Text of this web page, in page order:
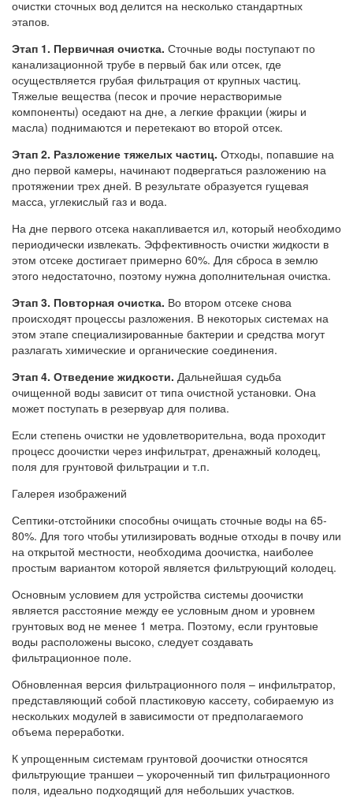
очистки сточных вод делится на несколько стандартных
этапов.
Этап 1. Первичная очистка. Сточные воды поступают по
канализационной трубе в первый бак или отсек, где
осуществляется грубая фильтрация от крупных частиц.
Тяжелые вещества (песок и прочие нерастворимые
компоненты) оседают на дне, а легкие фракции (жиры и
масла) поднимаются и перетекают во второй отсек.
Этап 2. Разложение тяжелых частиц. Отходы, попавшие на
дно первой камеры, начинают подвергаться разложению на
протяжении трех дней. В результате образуется гущевая
масса, углекислый газ и вода.
На дне первого отсека накапливается ил, который необходимо
периодически извлекать. Эффективность очистки жидкости в
этом отсеке достигает примерно 60%. Для сброса в землю
этого недостаточно, поэтому нужна дополнительная очистка.
Этап 3. Повторная очистка. Во втором отсеке снова
происходят процессы разложения. В некоторых системах на
этом этапе специализированные бактерии и средства могут
разлагать химические и органические соединения.
Этап 4. Отведение жидкости. Дальнейшая судьба
очищенной воды зависит от типа очистной установки. Она
может поступать в резервуар для полива.
Если степень очистки не удовлетворительна, вода проходит
процесс доочистки через инфильтрат, дренажный колодец,
поля для грунтовой фильтрации и т.п.
Галерея изображений
Септики-отстойники способны очищать сточные воды на 65-
80%. Для того чтобы утилизировать водные отходы в почву или
на открытой местности, необходима доочистка, наиболее
простым вариантом которой является фильтрующий колодец.
Основным условием для устройства системы доочистки
является расстояние между ее условным дном и уровнем
грунтовых вод не менее 1 метра. Поэтому, если грунтовые
воды расположены высоко, следует создавать
фильтрационное поле.
Обновленная версия фильтрационного поля – инфильтратор,
представляющий собой пластиковую кассету, собираемую из
нескольких модулей в зависимости от предполагаемого
объема переработки.
К упрощенным системам грунтовой доочистки относятся
фильтрующие траншеи – укороченный тип фильтрационного
поля, идеально подходящий для небольших участков.